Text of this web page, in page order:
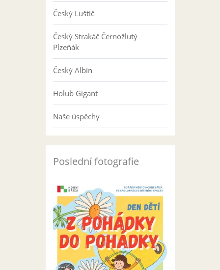
Český Luštič
Český Strakáč Černožlutý
Plzeňák
Český Albín
Holub Gigant
Naše úspěchy
Poslední fotografie